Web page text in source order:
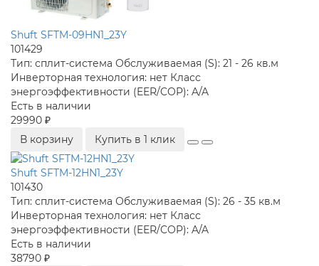
Shuft SFTM-09HN1_23Y
101429
Тип: сплит-система Обслуживаемая (S): 21 - 26 кв.м
Инверторная технология: нет Класс
энергоэффективности (EER/COP): A/A
Есть в наличии
29990 ₽
В корзину
Купить в 1 клик
Shuft SFTM-12HN1_23Y
101430
Тип: сплит-система Обслуживаемая (S): 26 - 35 кв.м
Инверторная технология: нет Класс
энергоэффективности (EER/COP): A/A
Есть в наличии
38790 ₽